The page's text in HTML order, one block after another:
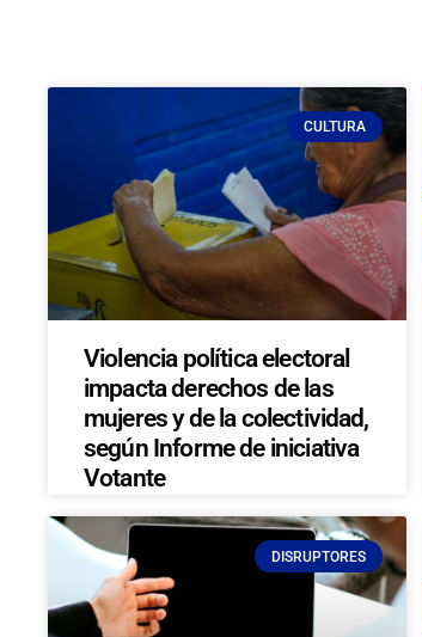
CULTURA
Violencia política electoral
impacta derechos de las
mujeres y de la colectividad,
según Informe de iniciativa
Votante
DISRUPTORES